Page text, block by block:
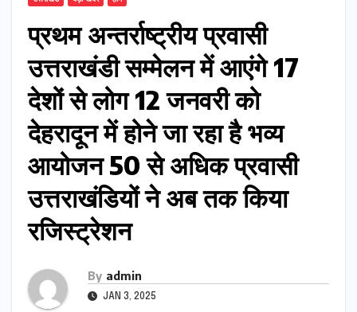
प्रथम अन्तर्राष्ट्रीय प्रवासी
उत्तराखंडी सम्मेलन में आएंगे 17
देशों से लोग 12 जनवरी को
देहरादून में होने जा रहा है भव्य
आयोजन 50 से अधिक प्रवासी
उत्तराखंडियों ने अब तक किया
रजिस्ट्रेशन
By admin
JAN 3, 2025